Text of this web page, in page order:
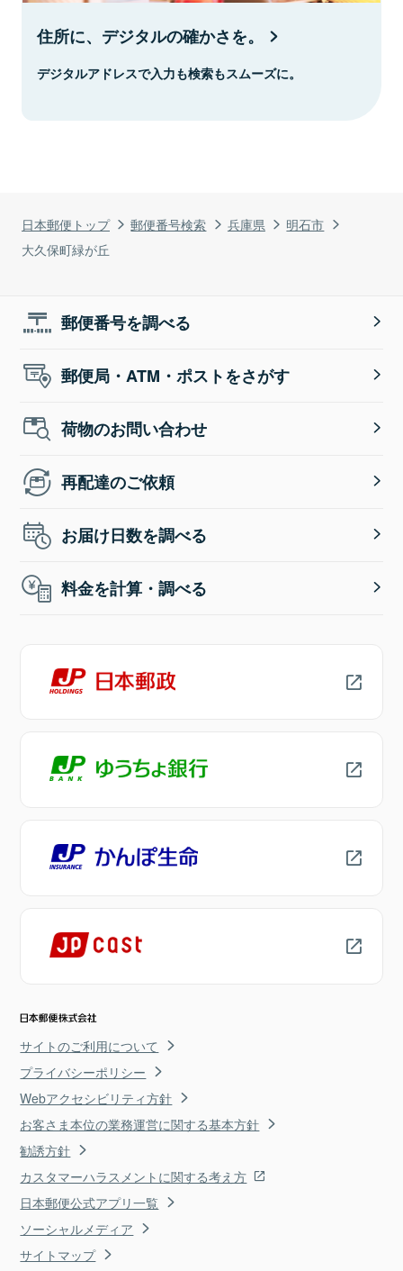
日本郵便トップ 郵便番号検索 兵庫県
明石市
大久保町緑が丘
住所に、デジタルの確かさを。
デジタルアドレスで入力も検索もスムーズに。
郵便番号を調べる
郵便局・ATM・ポストをさがす
荷物のお問い合わせ
再配達のご依頼
お届け日数を調べる
料金を計算・調べる
サイトのご利用について
プライバシーポリシー
Webアクセシビリティ方針
お客さま本位の業務運営に関する基本方針
勧誘方針
カスタマーハラスメントに関する考え方
日本郵便公式アプリ一覧
ソーシャルメディア
サイトマップ